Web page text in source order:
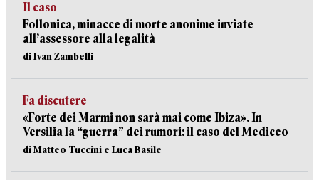
Il caso
Follonica, minacce di morte anonime inviate
all’assessore alla legalità
di Ivan Zambelli
Fa discutere
«Forte dei Marmi non sarà mai come Ibiza». In
Versilia la “guerra” dei rumori: il caso del Mediceo
di Matteo Tuccini e Luca Basile